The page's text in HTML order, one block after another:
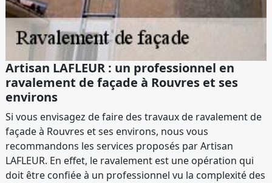
Artisan LAFLEUR : un professionnel en
ravalement de façade à Rouvres et ses
environs
Si vous envisagez de faire des travaux de ravalement de
façade à Rouvres et ses environs, nous vous
recommandons les services proposés par Artisan
LAFLEUR. En effet, le ravalement est une opération qui
doit être confiée à un professionnel vu la complexité des